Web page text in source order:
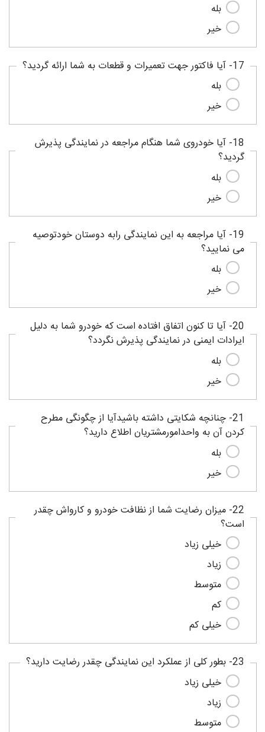
بله
خیر
17- آیا فاکتور جهت تعمیرات و قطعات به شما ارائه گردید؟
بله
خیر
18- آیا خودروی شما هنگام مراجعه در نمایندگی پذیرش
گردید؟
بله
خیر
19- آیا مراجعه به این نمایندگی رابه دوستان خودتوصیه
می نمایید؟
بله
خیر
20- آیا تا کنون اتفاق افتاده است که خودرو شما به دلیل
ایرادات ایمنی در نمایندگی پذیرش نگردد؟
بله
خیر
21- چنانچه شکایتی داشته باشیدآیا از چگونگی مطرح
کردن آن به واحدامورمشتریان اطلاع دارید؟
بله
خیر
22- میزان رضایت شما از نظافت خودرو و کارواش چقدر
است؟
خیلی زیاد
زیاد
متوسط
کم
خیلی کم
23- بطور کلی از عملکرد این نمایندگی چقدر رضایت دارید؟
خیلی زیاد
زیاد
متوسط